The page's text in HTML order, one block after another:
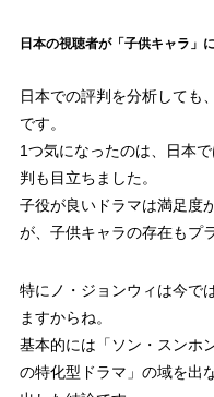
日本の視聴者が「子供キャラ」
日本での評判を分析しても
です。
1つ気になったのは、日本
判も目立ちました。
子役が良いドラマは満足度
が、子供キャラの存在もプ
特にノ・ジョンウィは今で
ますからね。
基本的には「ソン・スンホ
の特化型ドラマ」の域を出